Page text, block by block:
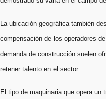
La ubicación geográfica también
compensación de los operadores
demanda de construcción suelen
retener talento en el sector.
El tipo de maquinaria que opera un